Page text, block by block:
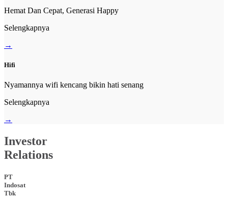
Hemat Dan Cepat, Generasi Happy
Selengkapnya
→
Hifi
Nyamannya wifi kencang bikin hati senang
Selengkapnya
→
Investor
Relations
PT
Indosat
Tbk